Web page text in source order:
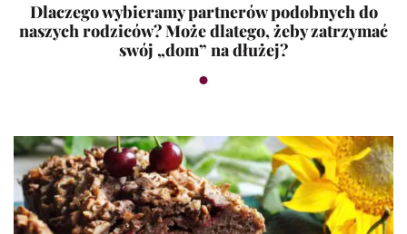
Dlaczego wybieramy partnerów podobnych do
naszych rodziców? Może dlatego, żeby zatrzymać
swój „dom” na dłużej?